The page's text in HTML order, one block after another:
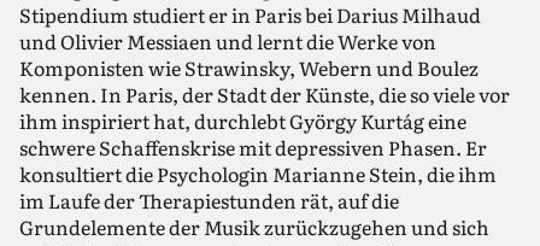
Stipendium studiert er in Paris bei Darius Milhaud
und Olivier Messiaen und lernt die Werke von
Komponisten wie Strawinsky, Webern und Boulez
kennen. In Paris, der Stadt der Künste, die so viele vor
ihm inspiriert hat, durchlebt György Kurtág eine
schwere Schaffenskrise mit depressiven Phasen. Er
konsultiert die Psychologin Marianne Stein, die ihm
im Laufe der Therapiestunden rät, auf die
Grundelemente der Musik zurückzugehen und sich